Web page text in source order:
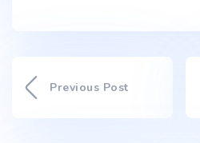
Previous Post